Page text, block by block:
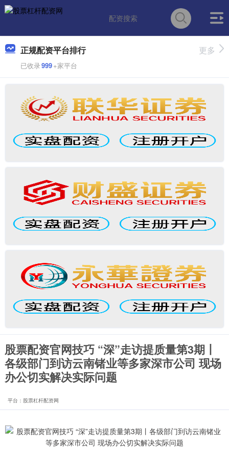
正规配资平台排行
已收录999+家平台
更多
股票配资官网技巧 “深”走访提质量第3期丨
各级部门到访云南锗业等多家深市公司 现场
办公切实解决实际问题
平台：股票杠杆配资网